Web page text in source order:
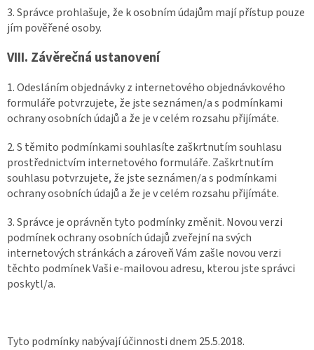
3. Správce prohlašuje, že k osobním údajům mají přístup pouze
jím pověřené osoby.
VIII. Závěrečná ustanovení
1. Odesláním objednávky z internetového objednávkového
formuláře potvrzujete, že jste seznámen/a s podmínkami
ochrany osobních údajů a že je v celém rozsahu přijímáte.
2. S těmito podmínkami souhlasíte zaškrtnutím souhlasu
prostřednictvím internetového formuláře. Zaškrtnutím
souhlasu potvrzujete, že jste seznámen/a s podmínkami
ochrany osobních údajů a že je v celém rozsahu přijímáte.
3. Správce je oprávněn tyto podmínky změnit. Novou verzi
podmínek ochrany osobních údajů zveřejní na svých
internetových stránkách a zároveň Vám zašle novou verzi
těchto podmínek Vaši e-mailovou adresu, kterou jste správci
poskytl/a.
Tyto podmínky nabývají účinnosti dnem 25.5.2018.